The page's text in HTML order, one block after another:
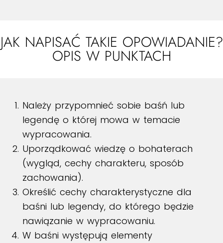
JAK NAPISAĆ TAKIE OPOWIADANIE?
OPIS W PUNKTACH
Należy przypomnieć sobie baśń lub
legendę o której mowa w temacie
wypracowania.
Uporządkować wiedzę o bohaterach
(wygląd, cechy charakteru, sposób
zachowania).
Określić cechy charakterystyczne dla
baśni lub legendy, do którego będzie
nawiązanie w wypracowaniu.
W baśni występują elementy